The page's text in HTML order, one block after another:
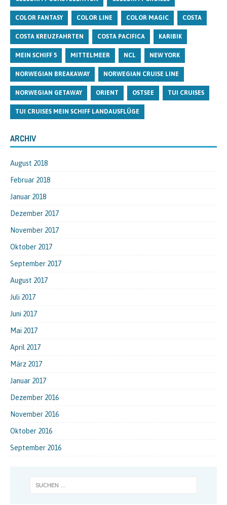
COLOR FANTASY COLOR LINE COLOR MAGIC COSTA
COSTA KREUZFAHRTEN COSTA PACIFICA KARIBIK
MEIN SCHIFF 5 MITTELMEER NCL NEW YORK
NORWEGIAN BREAKAWAY NORWEGIAN CRUISE LINE
NORWEGIAN GETAWAY ORIENT OSTSEE TUI CRUISES
TUI CRUISES MEIN SCHIFF LANDAUSFLÜGE
ARCHIV
August 2018
Februar 2018
Januar 2018
Dezember 2017
November 2017
Oktober 2017
September 2017
August 2017
Juli 2017
Juni 2017
Mai 2017
April 2017
März 2017
Januar 2017
Dezember 2016
November 2016
Oktober 2016
September 2016